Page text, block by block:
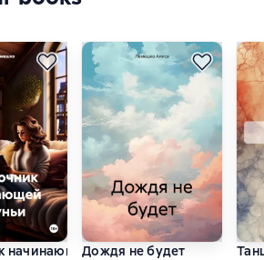
начинающей Ведуньи
Дождя не будет